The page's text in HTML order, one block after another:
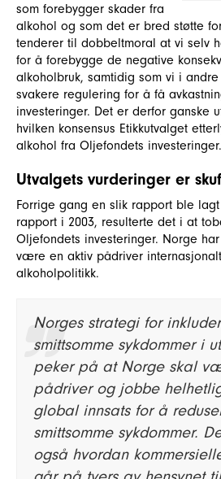
som forebygger skader fra
alkohol og som det er bred støtte
tenderer til dobbeltmoral at vi selv
for å forebygge de negative
alkoholbruk, samtidig som vi i
svakere regulering for å få
investeringer. Det er derfor ganske
hvilken konsensus Etikkutvalget
alkohol fra Oljefondets investeringer.
Utvalgets vurderinger er
Forrige gang en slik rapport ble lagt
rapport i 2003, resulterte det i at
Oljefondets investeringer. Norge
være en aktiv pådriver
alkoholpolitikk.
Norges strategi for
smittsomme sykdommer i
peker på at Norge skal
pådriver og jobbe
global innsats for å
smittsomme sykdommer.
også hvordan